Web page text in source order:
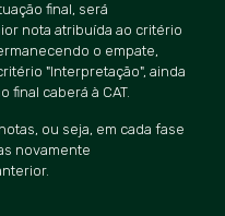
final, será
nota atribuída ao critério
o empate,
"Interpretação", ainda
o final caberá à CAT.
ou seja, em cada fase
novamente